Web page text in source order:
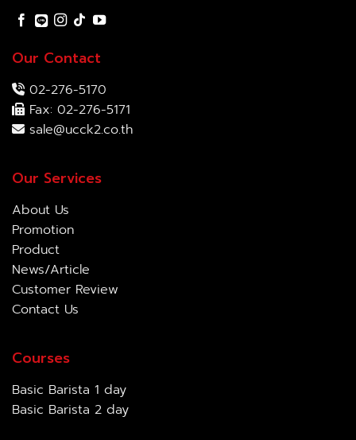
Our Contact
02-276-5170
Fax: 02-276-5171
sale@ucck2.co.th
Our Services
About Us
Promotion
Product
News/Article
Customer Review
Contact Us
Courses
Basic Barista 1 day
Basic Barista 2 day